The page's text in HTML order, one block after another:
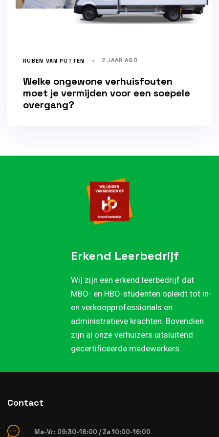
RUBEN VAN PUTTEN 2 JAAR AGO
Welke ongewone verhuisfouten
moet je vermijden voor een soepele
overgang?
Erkend Leerbedrijf
Wij zijn een erkend leerbedrijf dat
MBO- en HBO-studenten opleidt tot in-
en verkoopprofessionals en
administratieve krachten. Bovendien
zijn al onze verhuizers uitsluitend
gecertificeerde medewerkers.
Contact
Ma-Vr: 09:30-18:00 / Za 10:00-16:00